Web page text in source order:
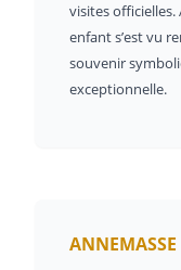
visites
enfant s’est vu
souvenir
exceptionnelle.
ANNEMASSE